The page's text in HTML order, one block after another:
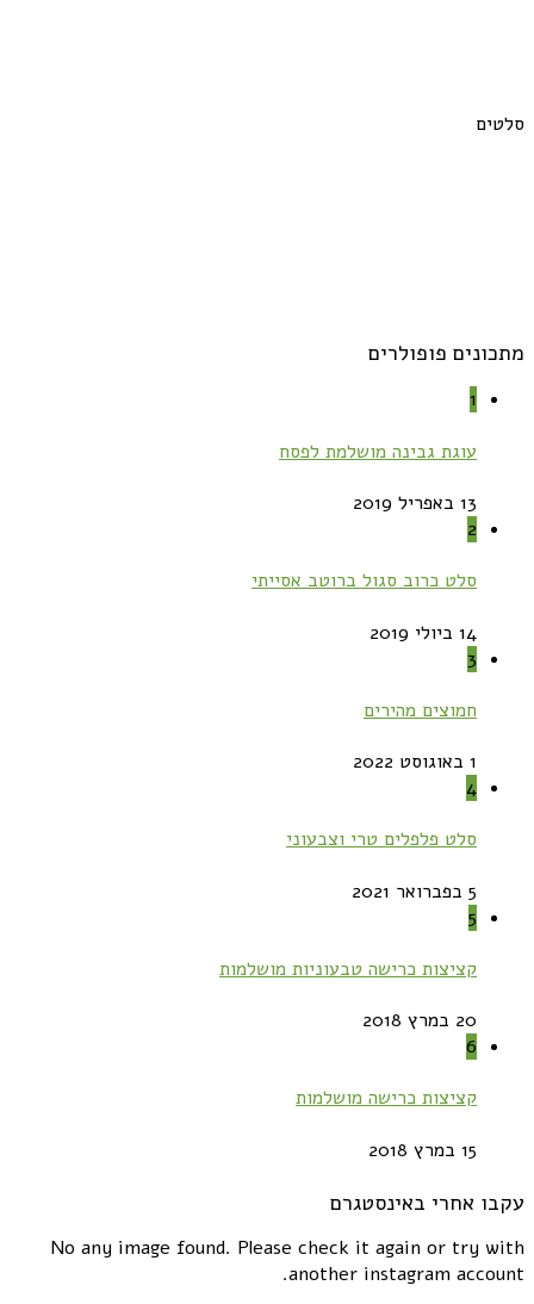
סלטים
מתכונים פופולרים
1
עוגת גבינה מושלמת לפסח
13 באפריל 2019
2
סלט כרוב סגול ברוטב אסייתי
14 ביולי 2019
3
חמוצים מהירים
1 באוגוסט 2022
4
סלט פלפלים טרי וצבעוני
5 בפברואר 2021
5
קציצות כרישה טבעוניות מושלמות
20 במרץ 2018
6
קציצות כרישה מושלמות
15 במרץ 2018
עקבו אחרי באינסטגרם
No any image found. Please check it again or try with
another instagram account.